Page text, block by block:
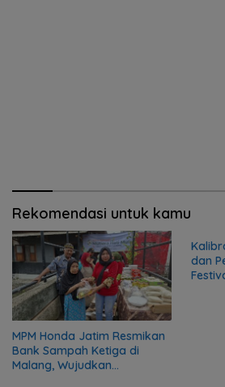
Rekomendasi untuk kamu
MPM Honda Jatim Resmikan
Bank Sampah Ketiga di
Malang, Wujudkan
dan